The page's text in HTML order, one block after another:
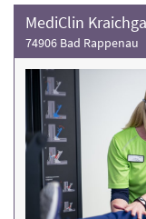
MediClin
74906 Bad Rappenau